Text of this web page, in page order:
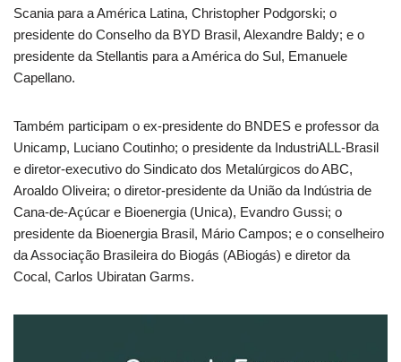
Scania para a América Latina, Christopher Podgorski; o
presidente do Conselho da BYD Brasil, Alexandre Baldy; e o
presidente da Stellantis para a América do Sul, Emanuele
Capellano.
Também participam o ex-presidente do BNDES e professor da
Unicamp, Luciano Coutinho; o presidente da IndustriALL-Brasil
e diretor-executivo do Sindicato dos Metalúrgicos do ABC,
Aroaldo Oliveira; o diretor-presidente da União da Indústria de
Cana-de-Açúcar e Bioenergia (Unica), Evandro Gussi; o
presidente da Bioenergia Brasil, Mário Campos; e o conselheiro
da Associação Brasileira do Biogás (ABiogás) e diretor da
Cocal, Carlos Ubiratan Garms.